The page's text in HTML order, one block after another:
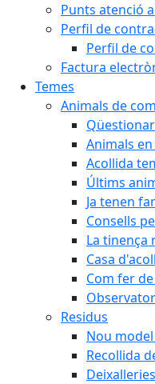
Punts atenció
Perfil de
Perfil de
Factura
Temes
Animals de
Animals
Acollida
Últims
Ja tenen
Consells
La tinença
Casa
Com fer
Residus
Nou
Recollida